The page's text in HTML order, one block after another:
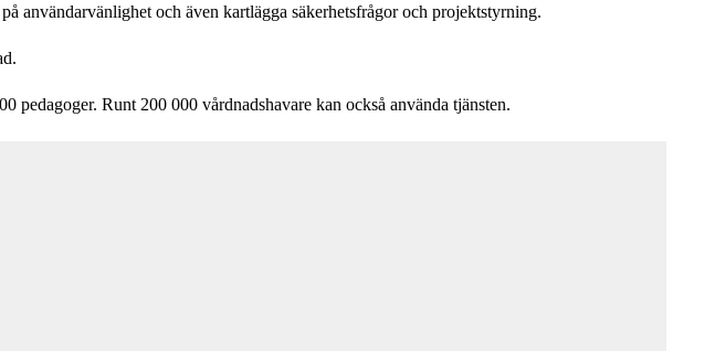
användarvänlighet och även kartlägga säkerhetsfrågor och projektstyrning.
Runt 200 000 vårdnadshavare kan också använda tjänsten.